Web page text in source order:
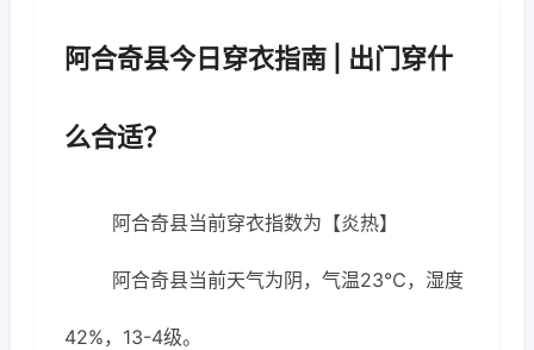
阿合奇县今日穿衣指南 | 出门穿什
么合适？
阿合奇县当前穿衣指数为【炎热】
阿合奇县当前天气为阴，气温23℃，湿度
42%，13-4级。